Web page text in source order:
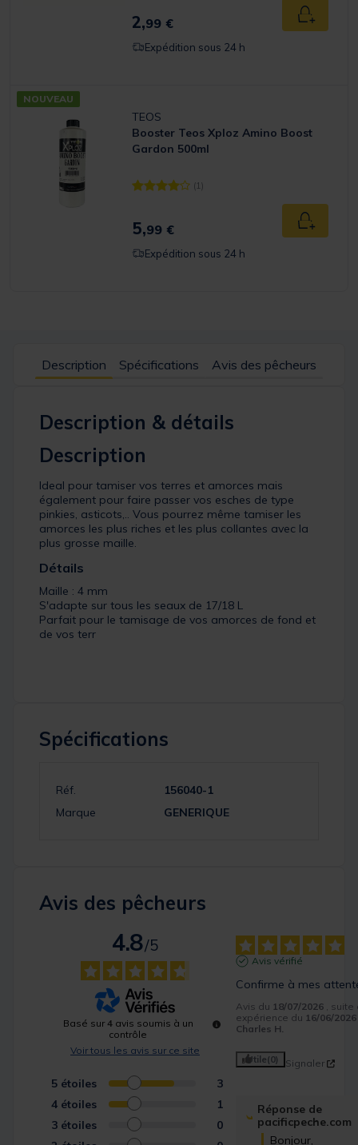
2,99 € Ajouter
Expédition sous 24 h
NOUVEAU
TEOS
Booster Teos Xploz Amino Boost
Gardon 500ml
[object Object] out of 5 Customer Rating
(1)
5,99 € Ajouter
Expédition sous 24 h
Description Spécifications Avis des pêcheurs
Description & détails
Description
Ideal pour tamiser vos terres et amorces mais
également pour faire passer vos esches de type
pinkies, asticots,.. Vous pourrez même tamiser les
amorces les plus riches et les plus collantes avec la
plus grosse maille.
Détails
Maille : 4 mm
S'adapte sur tous les seaux de 17/18 L
Parfait pour le tamisage de vos amorces de fond et
de vos terr
Spécifications
Réf.
156040-1
Marque
GENERIQUE
Avis des pêcheurs
4.8
/5
Basé sur 4 avis soumis à un
contrôle
Voir tous les avis sur ce site
5 étoiles
3
4 étoiles
1
3 étoiles
0
Avis vérifié
Confirme à mes
Avis du 18/07/2026 , suite
expérience du 16/06/2026
Charles H.
Utile(0) Signaler
Réponse de
pacificpeche.com
Bonjour,